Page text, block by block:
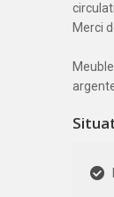
Merci